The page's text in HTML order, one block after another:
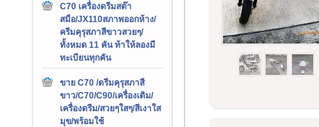
C70 เครื่องดรีมสต๊า
สมือ/JX110สภาพออกห้าง/
ครีมคุรุสภาสีขาวสวยๆ/
ทั้งหมด 11 คัน ท้าให้ลองมี
ทะเบียนทุกคัน
ขาย C70 /ดรีมคุรุสภาสี
ขาว/C70/C90/เครื่องเดิม/
เครื่องดรีม/สวยๆใสๆ/สีเงาใส
มุข/พร้อมใช้